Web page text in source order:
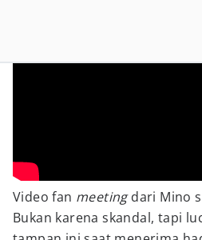
Video fan meetingdari Mino
Bukan karena skandal, tapi